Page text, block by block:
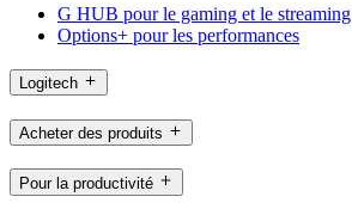
G HUB pour le gaming et le streaming
Options+ pour les performances
Logitech
Acheter des produits
Pour la productivité